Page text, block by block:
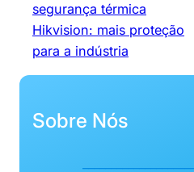
segurança térmica
Hikvision: mais proteção
para a indústria
Sobre Nós